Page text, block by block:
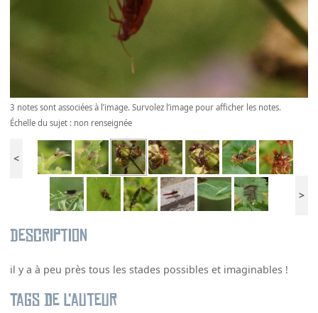
3 notes sont associées à l’image. Survolez l’image pour afficher les notes.
Échelle du sujet : non renseignée
<
>
Description
il y a à peu près tous les stades possibles et imaginables !
Tags de l’auteur